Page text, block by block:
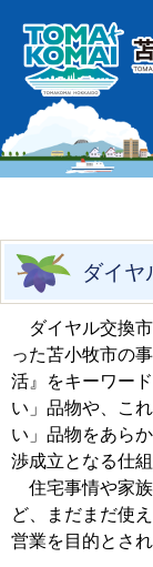
ダイヤ
ダイヤル交換市
った苫小牧市の
活』をキーワー
い」品物や、こ
い」品物をあら
渉成立となる仕組
住宅事情や家族
ど、まだまだ使
営業を目的とさ